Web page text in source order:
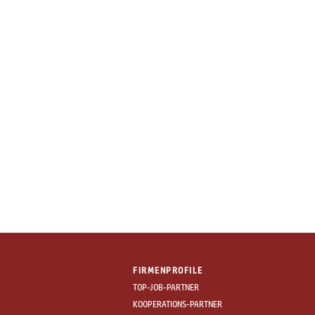
FIRMENPROFILE
TOP-JOB-PARTNER
KOOPERATIONS-PARTNER